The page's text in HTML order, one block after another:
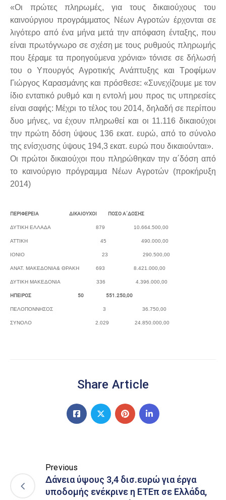
«Οι πρώτες πληρωμές, για τους δικαιούχους του
καινούργιου προγράμματος Νέων Αγροτών έρχονται σε
λιγότερο από ένα μήνα μετά την απόφαση ένταξης, που
είναι πρωτόγνωρο σε σχέση με τους ρυθμούς πληρωμής
που ξέραμε τα προηγούμενα χρόνια» τόνισε σε δήλωσή
του ο Υπουργός Αγροτικής Ανάπτυξης και Τροφίμων
Γιώργος Καρασμάνης και πρόσθεσε: «Συνεχίζουμε με τον
ίδιο εντατικό ρυθμό και η εντολή μου προς τις υπηρεσίες
είναι σαφής: Μέχρι το τέλος του 2014, δηλαδή σε περίπου
δυο μήνες, να έχουν πληρωθεί και οι 11.116 δικαιούχοι
την πρώτη δόση ύψους 136 εκατ. ευρώ, από το σύνολο
της ενίσχυσης ύψους 194,3 εκατ. ευρώ που δικαιούνται».
Οι πρώτοι δικαιούχοι που πληρώθηκαν την α΄δόση από
το καινούργιο πρόγραμμα Νέων Αγροτών (προκήρυξη
2014)
ΠΕΡΙΦΕΡΕΙΑ ΔΙΚΑΙΟΥΧΟΙ ΠΟΣΟ Α΄ΔΟΣΗΣ
ΔΥΤΙΚΗ ΕΛΛΑΔΑ 879 10.664.500,00
ΑΤΤΙΚΗ 45 490.000,00
ΙΟΝΙΟ 23 290.500,00
ΑΝΑΤ. ΜΑΚΕΔΟΝΙΑ& ΘΡΑΚΗ 693 8.421.000,00
ΔΥΤΙΚΗ ΜΑΚΕΔΟΝΙΑ 336 4.396.000,00
ΗΠΕΙΡΟΣ 50 551.250,00
ΠΕΛΟΠΟΝΝΗΣΟΣ 3 36.750,00
ΣΥΝΟΛΟ 2.029 24.850.000,00
Share Article
Previous
Δάνεια ύψους 3,4 δισ.ευρώ για έργα
υποδομής ενέκρινε η ETEπ σε Ελλάδα,